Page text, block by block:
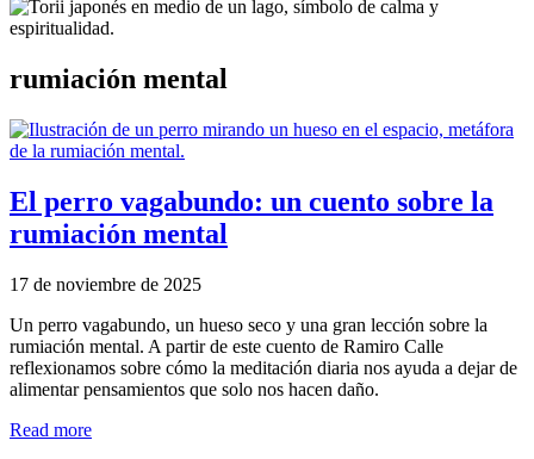
sitio
rumiación mental
El perro vagabundo: un cuento sobre la
rumiación mental
17 de noviembre de 2025
Un perro vagabundo, un hueso seco y una gran lección sobre la
rumiación mental. A partir de este cuento de Ramiro Calle
reflexionamos sobre cómo la meditación diaria nos ayuda a dejar de
alimentar pensamientos que solo nos hacen daño.
Read moreEl